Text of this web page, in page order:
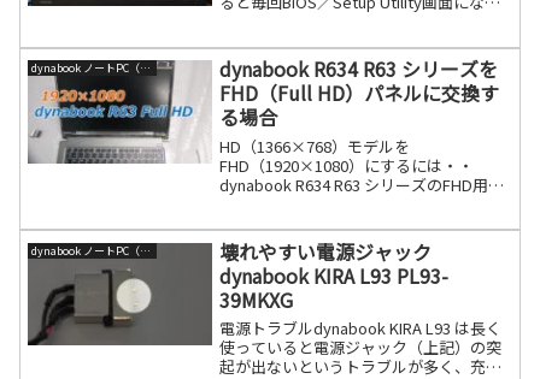
してく続きを読む
dynabook ノートPC（旧東芝）
dynabook R634 R63 シリーズを
FHD（Full HD）パネルに交換す
る場合
HD（1366×768）モデルを
FHD（1920×1080）にするには・・
dynabook R634 R63 シリーズのFHD用の
パネルとケーブルはセットで考えてくだ
続きを読む
dynabook ノートPC（旧東芝）
壊れやすい電源ジャック
dynabook KIRA L93 PL93-
39MKXG
電源トラブルdynabook KIRA L93 は長く
使っていると電源ジャック（上記）の突
起が出ないというトラブルが多く、充電